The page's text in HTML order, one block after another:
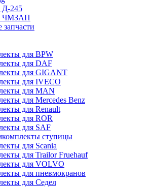
Д-245
ЧМЗАП
запчасти
для BPW
для DAF
для GIGANT
для IVECO
для MAN
для Mercedes Benz
для Renault
для ROR
для SAF
ступицы
для Scania
для Trailor Fruehauf
для VOLVO
для пневмокранов
для Седел